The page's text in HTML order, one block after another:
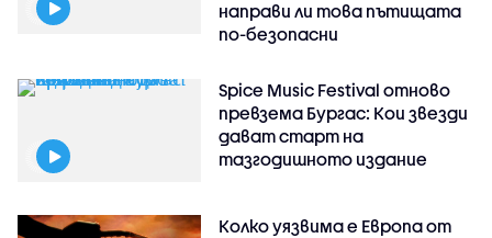
направи ли това пътищата
по-безопасни
Spice Music Festival отново
превзема Бургас: Кои звезди
дават старт на
тазгодишното издание
Колко уязвима е Европа от